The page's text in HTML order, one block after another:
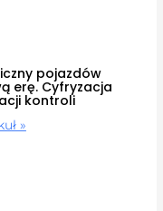
pojazdów
erę. Cyfryzacja
kontroli
»